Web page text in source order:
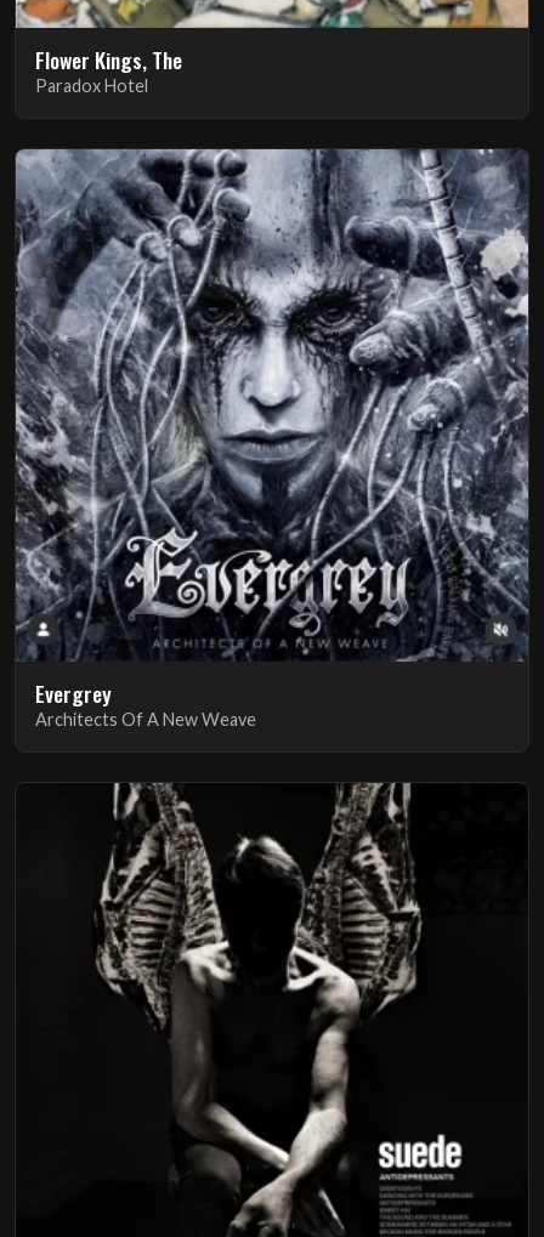
Flower Kings, The
Paradox Hotel
Evergrey
Architects Of A New Weave